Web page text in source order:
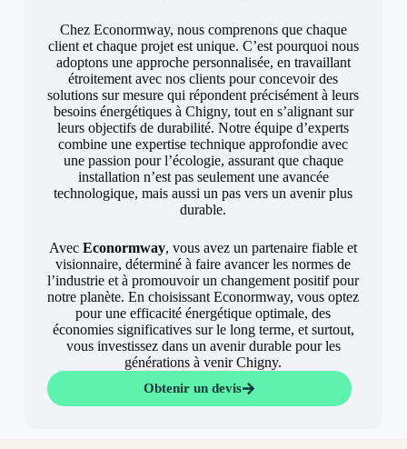
Chez Econormway, nous comprenons que chaque
client et chaque projet est unique. C’est pourquoi nous
adoptons une approche personnalisée, en travaillant
étroitement avec nos clients pour concevoir des
solutions sur mesure qui répondent précisément à leurs
besoins énergétiques à Chigny, tout en s’alignant sur
leurs objectifs de durabilité. Notre équipe d’experts
combine une expertise technique approfondie avec
une passion pour l’écologie, assurant que chaque
installation n’est pas seulement une avancée
technologique, mais aussi un pas vers un avenir plus
durable.
AvecEconormway, vous avez un partenaire fiable et
visionnaire, déterminé à faire avancer les normes de
l’industrie et à promouvoir un changement positif pour
notre planète. En choisissant Econormway, vous optez
pour une efficacité énergétique optimale, des
économies significatives sur le long terme, et surtout,
vous investissez dans un avenir durable pour les
générations à venir Chigny.
Obtenir un devis